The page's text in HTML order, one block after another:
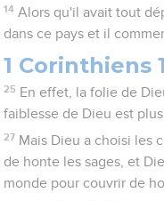
14 Alors qu'il avait tout
dans ce pays et il
1 Corinthiens 1
25 En effet, la folie de
faiblesse de Dieu est
27 Mais Dieu a choisi les
de honte les sages, et
monde pour couvrir de